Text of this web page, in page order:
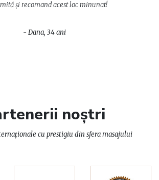
și recomand acest loc minunat!
- Dana, 34 ani
noștri
cu prestigiu din sfera masajului